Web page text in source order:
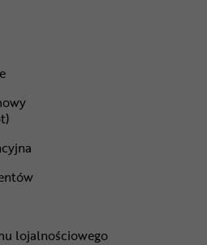
lojalnościowego